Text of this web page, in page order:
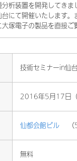
析装置を開発してき
にて開催いたします
塚電子の製品を直接ご
技術セミナーin仙
2016年5月17日
仙都会館ビル （5
無料